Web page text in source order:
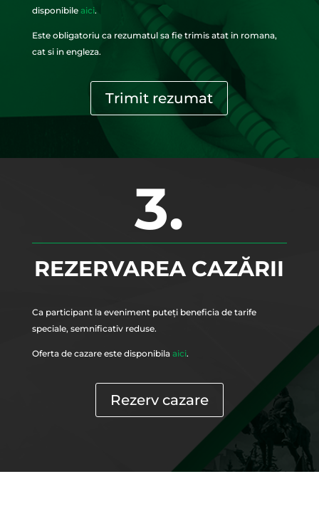
disponibile aici.
Este obligatoriu ca rezumatul sa fie trimis atat in romana,
cat si in engleza.
Trimit rezumat
3.
REZERVAREA CAZĂRII
Ca participant la eveniment puteți beneficia de tarife
speciale, semnificativ reduse.
Oferta de cazare este disponibila aici.
Rezerv cazare